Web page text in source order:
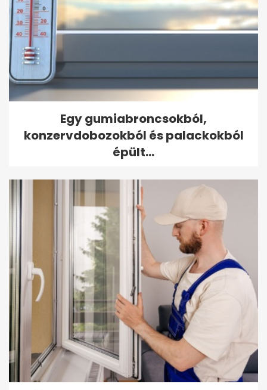
Egy gumiabroncsokból,
konzervdobozokból és palackokból
épült...